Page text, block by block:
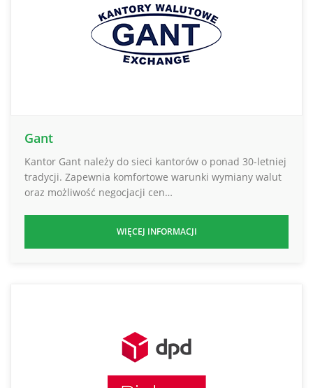
Gant
Kantor Gant należy do sieci kantorów o ponad 30-letniej
tradycji. Zapewnia komfortowe warunki wymiany walut
oraz możliwość negocjacji cen…
WIĘCEJ INFORMACJI